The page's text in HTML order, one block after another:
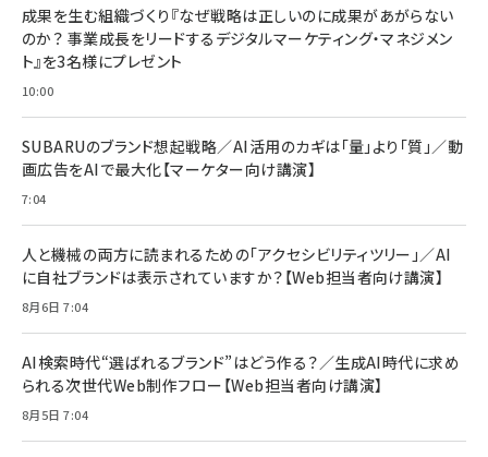
￥1,100
anan(アンアン)2026/07/08号 No.2502[2026
￥880
ママ投資家が育休中に１億貯めた株式投資
組織の成果を最大化する ルールのデザイン
￥1,980
Amazonランキングをもっと見る
すい ガイド枠付き いPhone17 (6.3インチ) 対応
2枚セット DSP25F1698
￥1,599
￥6,980
全ワイヤレスイヤホン/アクティブノイズキャンセリ
技術基準適合】ブラック
￥5,990
ケーブル Anker絡まないケーブル 240W 結束バン
ド付き USB PD対応 シリコン素材採用 iPhone
17 / 16 / 15 / Galaxy iPad Pro MacBook
Pro/Air 各種対応 (1.8m ミッドナイトブラック)
￥1,890
￥5,000
Anker PowerLine III Flow USB-C & USB-C
Pro/Air 各種対応 (1.8m ミッドナイトブラック)
￥1,890
サッポロ 生ビール 黒ラベル 350ml 缶 24本 ビー
ル ケース買い【6/30応募〆切! 黒ラベルビヤセラー
￥4,857
成果を生む組織づくり『なぜ戦略は正しいのに成果があがらない
のか？ 事業成長をリードするデジタルマーケティング・マネジメン
ト』を3名様にプレゼント
10:00
SUBARUのブランド想起戦略／AI活用のカギは「量」より「質」／動
画広告をAIで最大化【マーケター向け講演】
7:04
人と機械の両方に読まれるための「アクセシビリティツリー」／AI
に自社ブランドは表示されていますか？【Web担当者向け講演】
8月6日 7:04
AI検索時代“選ばれるブランド”はどう作る？／生成AI時代に求め
られる次世代Web制作フロー【Web担当者向け講演】
8月5日 7:04